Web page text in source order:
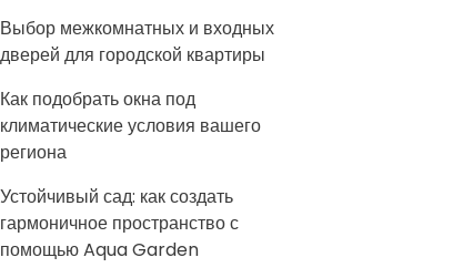
Выбор межкомнатных и входных
дверей для городской квартиры
Как подобрать окна под
климатические условия вашего
региона
Устойчивый сад: как создать
гармоничное пространство с
помощью Aqua Garden